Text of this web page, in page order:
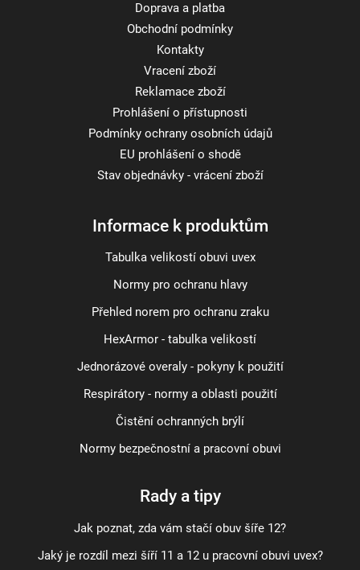
Doprava a platba
Obchodní podmínky
Kontakty
Vracení zboží
Reklamace zboží
Prohlášení o přístupnosti
Podmínky ochrany osobních údajů
EU prohlášení o shodě
Stav objednávky - vrácení zboží
Informace k produktům
Tabulka velikostí obuvi uvex
Normy pro ochranu hlavy
Přehled norem pro ochranu zraku
HexArmor - tabulka velikostí
Jednorázové overaly - pokyny k použití
Respirátory - normy a oblasti použití
Čistění ochranných brýlí
Normy bezpečnostní a pracovní obuvi
Rady a tipy
Jak poznat, zda vám stačí obuv šíře 12?
Jaký je rozdíl mezi šíří 11 a 12 u pracovní obuvi uvex?